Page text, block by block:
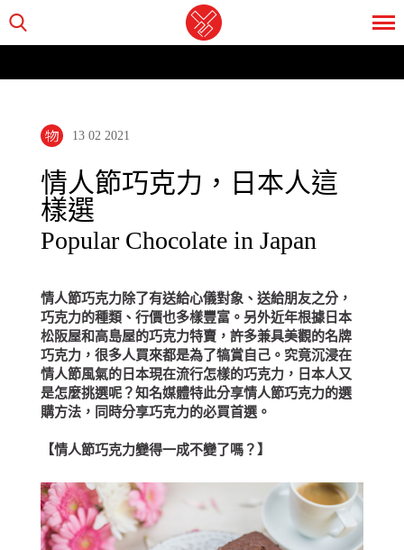
13 02 2021
情人節巧克力，日本人這
樣選
Popular Chocolate in Japan
情人節巧克力除了有送給心儀對象、送給朋友之分，
巧克力的種類、行價也多樣豐富。另外近年根據日本
松阪屋和高島屋的巧克力特賣，許多兼具美觀的名牌
巧克力，很多人買來都是為了犒賞自己。究竟沉浸在
情人節風氣的日本現在流行怎樣的巧克力，日本人又
是怎麼挑選呢？知名媒體特此分享情人節巧克力的選
購方法，同時分享巧克力的必買首選。
【情人節巧克力變得一成不變了嗎？】